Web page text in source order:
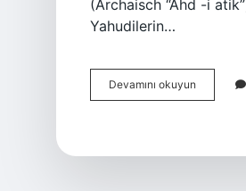
(Archaisch “Ahd -i
Yahudilerin…
Devamını okuyun
Ahit